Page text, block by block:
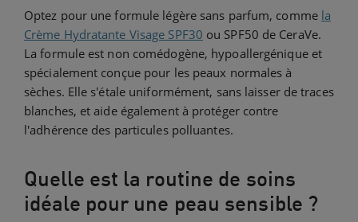
Optez pour une formule légère sans parfum, comme la
Crème Hydratante Visage SPF30 ou SPF50 de CeraVe.
La formule est non comédogène, hypoallergénique et
spécialement conçue pour les peaux normales à
sèches. Elle s'étale uniformément, sans laisser de traces
blanches, et aide également à protéger contre
l'adhérence des particules polluantes.
Quelle est la routine de soins
idéale pour une peau sensible ?